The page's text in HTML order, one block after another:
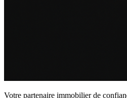
Votre partenaire immobilier de